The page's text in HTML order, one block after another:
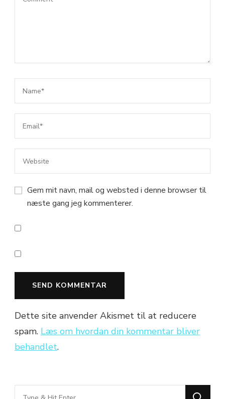
Gem mit navn, mail og websted i denne browser til
næste gang jeg kommenterer.
Dette site anvender Akismet til at reducere
spam. Læs om hvordan din kommentar bliver
behandlet.
Looking